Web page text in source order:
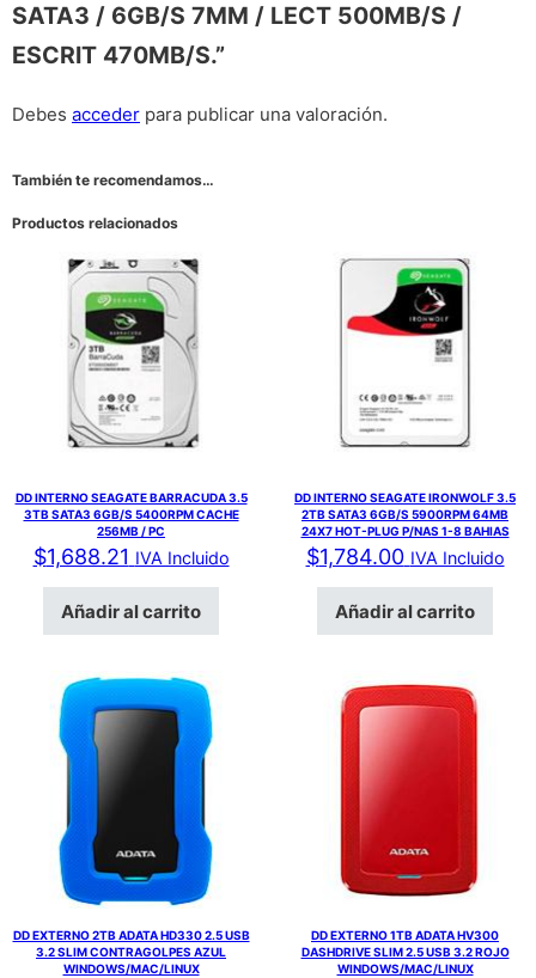
SATA3 / 6GB/S 7MM / LECT 500MB/S /
ESCRIT 470MB/S.”
Debes acceder para publicar una valoración.
También te recomendamos…
Productos relacionados
DD INTERNO SEAGATE BARRACUDA 3.5
3TB SATA3 6GB/S 5400RPM CACHE
256MB / PC
$1,688.21 IVA Incluido
Añadir al carrito
DD INTERNO SEAGATE IRONWOLF 3.5
2TB SATA3 6GB/S 5900RPM 64MB
24X7 HOT-PLUG P/NAS 1-8 BAHIAS
$1,784.00 IVA Incluido
Añadir al carrito
DD EXTERNO 2TB ADATA HD330 2.5 USB
3.2 SLIM CONTRAGOLPES AZUL
WINDOWS/MAC/LINUX
DD EXTERNO 1TB ADATA HV300
DASHDRIVE SLIM 2.5 USB 3.2 ROJO
WINDOWS/MAC/LINUX